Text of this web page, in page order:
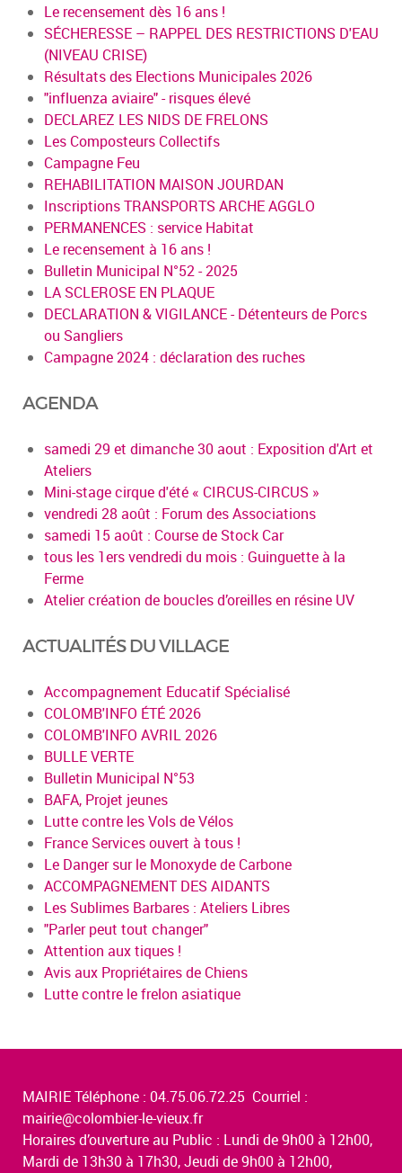
Le recensement dès 16 ans !
SÉCHERESSE – RAPPEL DES RESTRICTIONS D'EAU
(NIVEAU CRISE)
Résultats des Elections Municipales 2026
"influenza aviaire" - risques élevé
DECLAREZ LES NIDS DE FRELONS
Les Composteurs Collectifs
Campagne Feu
REHABILITATION MAISON JOURDAN
Inscriptions TRANSPORTS ARCHE AGGLO
PERMANENCES : service Habitat
Le recensement à 16 ans !
Bulletin Municipal N°52 - 2025
LA SCLEROSE EN PLAQUE
DECLARATION & VIGILANCE - Détenteurs de Porcs
ou Sangliers
Campagne 2024 : déclaration des ruches
AGENDA
samedi 29 et dimanche 30 aout : Exposition d'Art et
Ateliers
Mini-stage cirque d'été « CIRCUS-CIRCUS »
vendredi 28 août : Forum des Associations
samedi 15 août : Course de Stock Car
tous les 1ers vendredi du mois : Guinguette à la
Ferme
Atelier création de boucles d’oreilles en résine UV
ACTUALITÉS DU VILLAGE
Accompagnement Educatif Spécialisé
COLOMB'INFO ÉTÉ 2026
COLOMB'INFO AVRIL 2026
BULLE VERTE
Bulletin Municipal N°53
BAFA, Projet jeunes
Lutte contre les Vols de Vélos
France Services ouvert à tous !
Le Danger sur le Monoxyde de Carbone
ACCOMPAGNEMENT DES AIDANTS
Les Sublimes Barbares : Ateliers Libres
"Parler peut tout changer"
Attention aux tiques !
Avis aux Propriétaires de Chiens
Lutte contre le frelon asiatique
MAIRIE Téléphone : 04.75.06.72.25 Courriel :
mairie@colombier-le-vieux.fr
Horaires d’ouverture au Public : Lundi de 9h00 à 12h00,
Mardi de 13h30 à 17h30, Jeudi de 9h00 à 12h00,